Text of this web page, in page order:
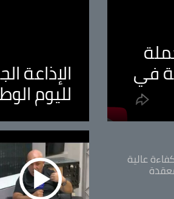
في الإذاعة
لليوم
عالية